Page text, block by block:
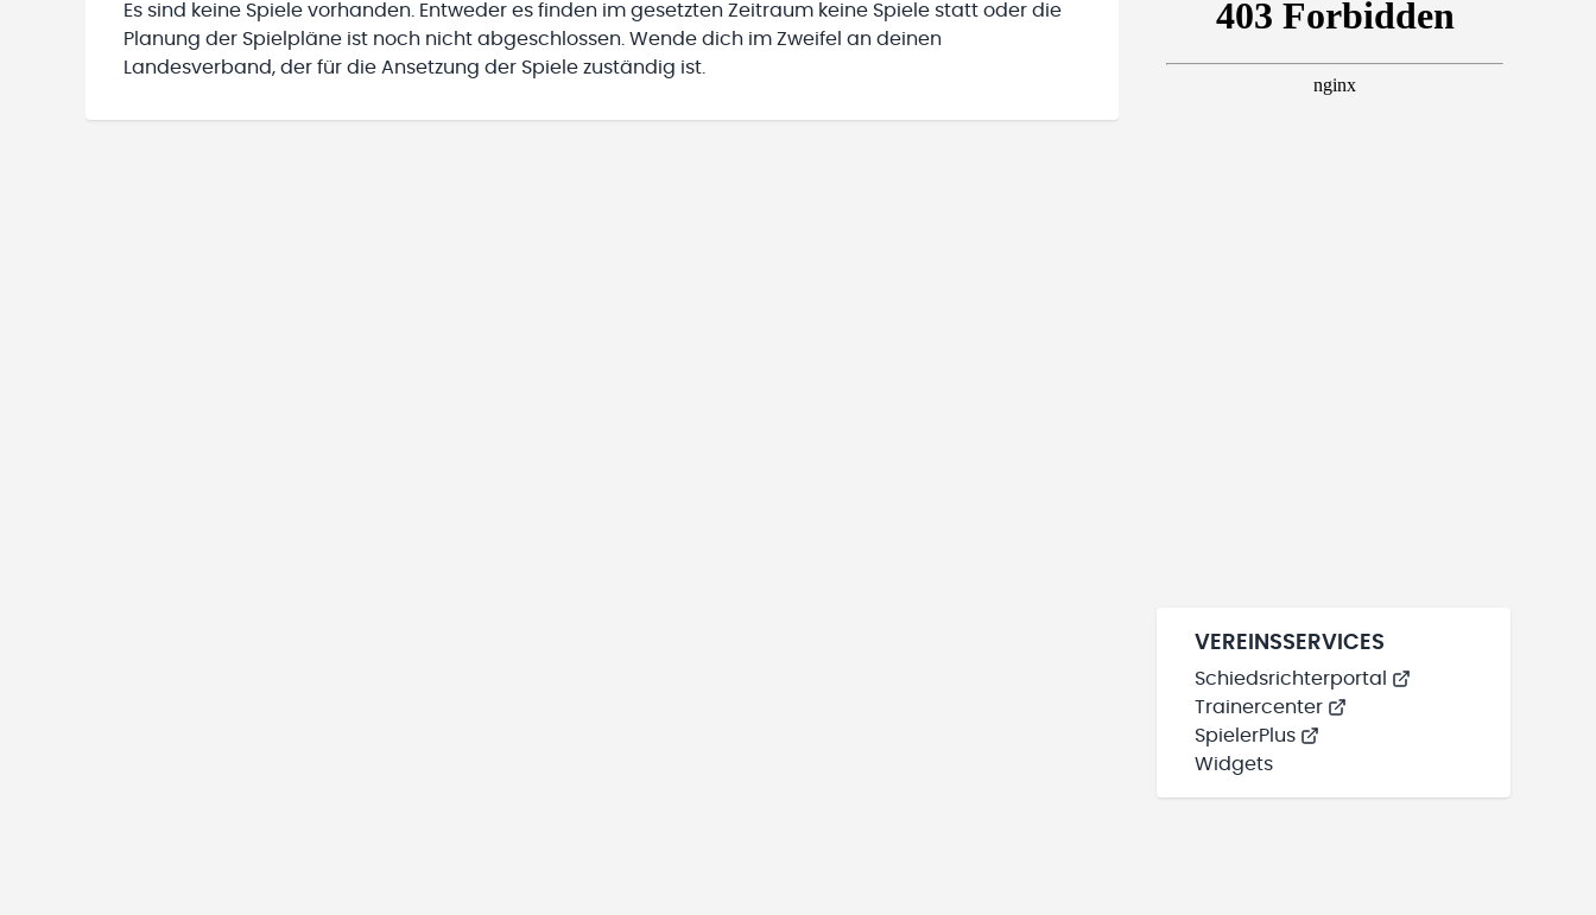
Es sind keine Spiele vorhanden. Entweder es finden im gesetzten Zeitraum keine Spiele statt oder die
Planung der Spielpläne ist noch nicht abgeschlossen. Wende dich im Zweifel an deinen
Landesverband, der für die Ansetzung der Spiele zuständig ist.
VEREINSSERVICES
Schiedsrichterportal
Trainercenter
SpielerPlus
Widgets